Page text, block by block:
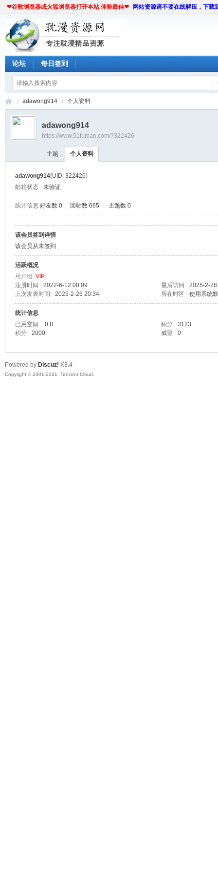
❤谷歌浏览器或火狐浏览器打开本站 体验最佳❤ 网站资源请不要在线解压，下载
论坛 每日签到
›
adawong914 个人资料
adawong914
https://www.51fuman.com/?322426
主题 个人资料
adawong914(UID: 322426)
邮箱状态
未验证
统计信息 好友数 0 回帖数 665 主题数 0
该会员签到详情
该会员从未签到
活跃概况
用户组 VIP
注册时间
2022-6-12 00:09 最后访问
2025-2-
上次发表时间
2025-2-26 20:34 所在时区 使用系统
统计信息
已用空间
0 B 积分
3123
积分
2000 威望 0
Powered by Discuz! X3.4
Copyright © 2001-2021, Tencent Cloud.